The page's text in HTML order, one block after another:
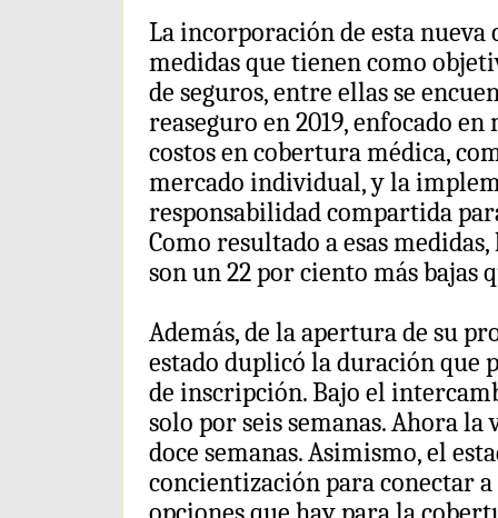
La incorporación de esta
medidas que tienen como
de seguros, entre ellas se
reaseguro en 2019, enfocado
costos en cobertura médica,
mercado individual, y la
responsabilidad compartida
Como resultado a esas
son un 22 por ciento más bajas
Además, de la apertura de su
estado duplicó la duración que
de inscripción. Bajo el
solo por seis semanas. Ahora
doce semanas. Asimismo, el
concientización para conectar